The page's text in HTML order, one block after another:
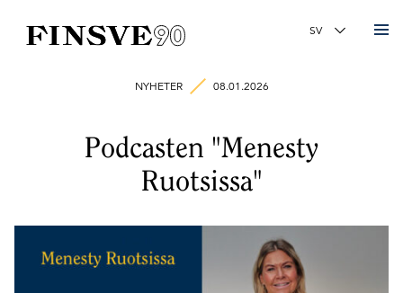
Finsk-svenska handelskammaren Ändra språk
NYHETER 08.01.2026
Podcasten "Menesty
Ruotsissa"